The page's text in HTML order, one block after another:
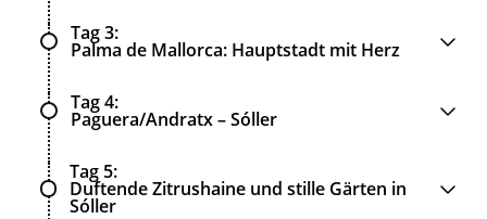
Tag 3
Palma de Mallorca: Hauptstadt mit Herz
Tag 4
Paguera/Andratx – Sóller
Tag 5
Duftende Zitrushaine und stille Gärten in
Sóller